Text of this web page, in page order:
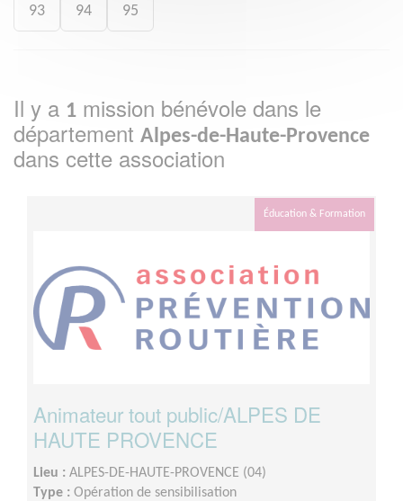
93 94 95
Il y a 1 mission bénévole dans le
département Alpes-de-Haute-Provence
dans cette association
Éducation & Formation
Animateur tout public/ALPES DE
HAUTE PROVENCE
Lieu : ALPES-DE-HAUTE-PROVENCE (04)
Type : Opération de sensibilisation